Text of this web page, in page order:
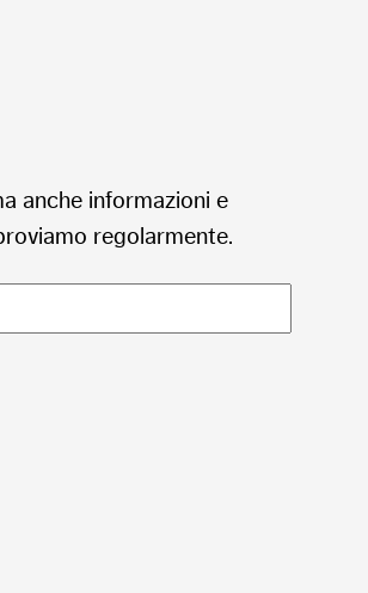
anche informazioni e
regolarmente.